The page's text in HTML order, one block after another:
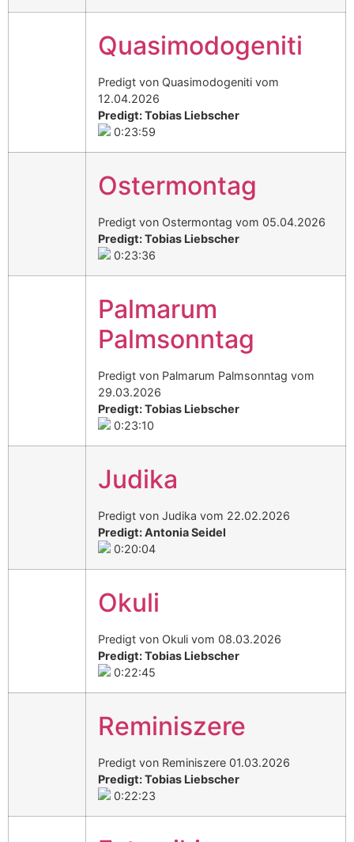
Quasimodogeniti
Predigt von Quasimodogeniti vom
12.04.2026
Predigt: Tobias Liebscher
0:23:59
Ostermontag
Predigt von Ostermontag vom 05.04.2026
Predigt: Tobias Liebscher
0:23:36
Palmarum
Palmsonntag
Predigt von Palmarum Palmsonntag vom
29.03.2026
Predigt: Tobias Liebscher
0:23:10
Judika
Predigt von Judika vom 22.02.2026
Predigt: Antonia Seidel
0:20:04
Okuli
Predigt von Okuli vom 08.03.2026
Predigt: Tobias Liebscher
0:22:45
Reminiszere
Predigt von Reminiszere 01.03.2026
Predigt: Tobias Liebscher
0:22:23